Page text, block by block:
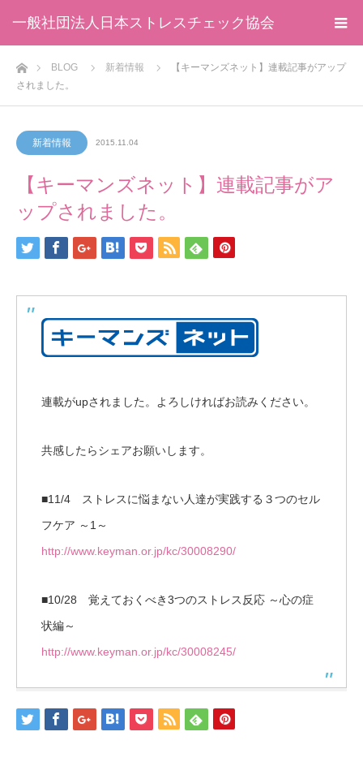
一般社団法人日本ストレスチェック協会
ホームBLOG 新着情報
【キーマンズネット】連載記事がアップ
されました。
新着情報 2015.11.04
【キーマンズネット】連載記事がア
ップされました。
連載がupされました。よろしければお読みください。
共感したらシェアお願いします。
■11/4 ストレスに悩まない人達が実践する３つのセル
フケア ～1～
http://www.keyman.or.jp/kc/30008290/
■10/28 覚えておくべき3つのストレス反応 ～心の症
状編～
http://www.keyman.or.jp/kc/30008245/